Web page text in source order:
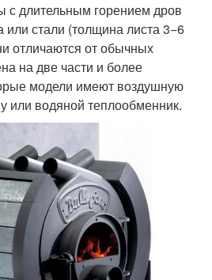
с длительным горением дров
или стали (толщина листа 3−6
отличаются от обычных
на две части и более
модели имеют воздушную
или водяной теплообменник.